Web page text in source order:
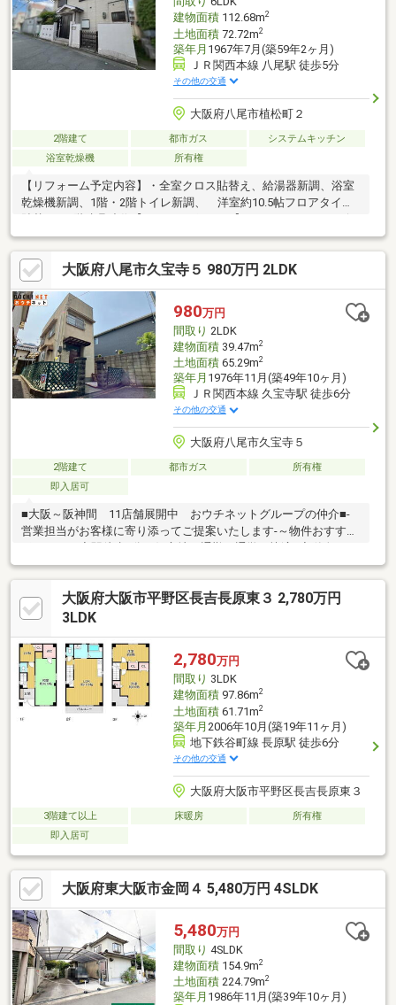
建物面積112.68m2
土地面積72.72m2
築年月 1967年7月(築59年2ヶ月)
ＪＲ関西本線 八尾駅 徒歩5分
その他の交通
大阪府八尾市植松町２
2階建て 都市ガス
システムキッチン
浴室乾燥機
所有権
【リフォーム予定内容】・全室クロス貼替え、給湯器新調、浴室
乾燥機新調、1階・2階トイレ新調、 洋室約10.5帖フロアタイル
ニ、ドラッグストア、銀行、郵便局が徒歩10分以内！ 生活利便
性の高い立地です♪・1・2階にトイレがございますので、ご家族
が多くても安心♪・1階和室は玄関入ってすぐの所にございますの
で、 来客用のお部屋としてもご利用いただけます♪・小学校やお
近くの保育園、こども園まで徒歩10分以内！ お子様向けの遊具
もある、永畑町三丁目公園まで徒歩6分ですので、 子育て環境も
充実しています♪
大阪府八尾市久宝寺５ 980万円 2LDK
980万円
間取り 2LDK
建物面積39.47m2
土地面積65.29m2
築年月 1976年11月(築49年10ヶ月)
ＪＲ関西本線 久宝寺駅 徒歩6分
その他の交通
大阪府八尾市久宝寺５
2階建て 都市ガス
所有権
即入居可
■大阪～阪神間 11店舗展開中 おウチネットグループの仲介■-
営業担当がお客様に寄り添ってご提案いたします-～物件おすすめ
人暮らしにおすすめの使いやすい2LDK◆令和4年リフォーム実
施・浴室・洗面・トイレ交換・床・クロス貼替で室内美装◆令和
5年11月・TVアンテナ・インターホン新設◆初期費用を抑えられ
る充実設備・エアコン3台（令和5年製）・IHコンロ完備・冷蔵
あり（空き状況要確認）◆即日内覧可能！◆現状空家
大阪府大阪市平野区長吉長原東３ 2,780万円
3LDK
2,780万円
間取り 3LDK
建物面積97.86m2
土地面積61.71m2
築年月 2006年10月(築19年11ヶ月)
地下鉄谷町線 長原駅 徒歩6分
その他の交通
大阪府大阪市平野区長吉長原東３
3階建て以上 床暖房
所有権
即入居可
大阪府東大阪市金岡４ 5,480万円 4SLDK
5,480万円
間取り 4SLDK
建物面積154.9m2
土地面積224.79m2
築年月 1986年11月(築39年10ヶ月)